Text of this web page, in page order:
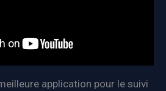
application pour le suivi